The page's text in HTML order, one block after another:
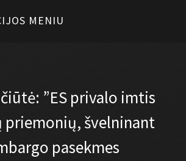
MENIU
”ES privalo imtis
priemonių, švelninant
pasekmes